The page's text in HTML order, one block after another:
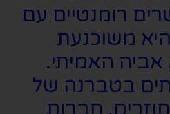
רומנטיים עם
משוכנעת
האמיתי.
בטברנה של
חוזרים, חברות